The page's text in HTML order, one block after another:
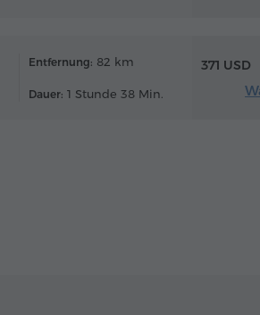
Entfernung: 82 km
Dauer: 1 Stunde 38 Min.
371 USD